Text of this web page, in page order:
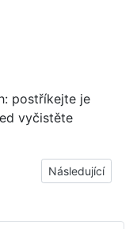
postříkejte je
vyčistěte
fleky od štětce na
Další článek:
Následující